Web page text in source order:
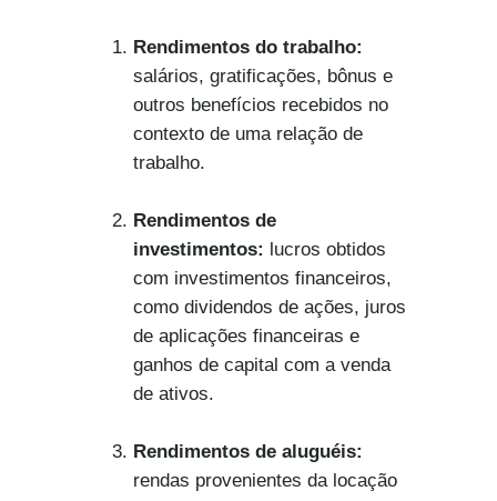
Rendimentos do trabalho:
salários, gratificações, bônus e
outros benefícios recebidos no
contexto de uma relação de
trabalho.
Rendimentos de
investimentos: lucros obtidos
com investimentos financeiros,
como dividendos de ações, juros
de aplicações financeiras e
ganhos de capital com a venda
de ativos.
Rendimentos de aluguéis:
rendas provenientes da locação